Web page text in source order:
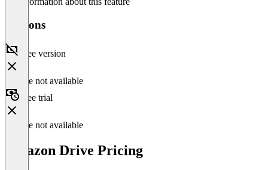
Versions
Free version
Feature not available
Free trial
Feature not available
Amazon Drive Pricing